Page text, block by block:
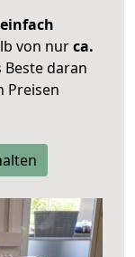
von nurca.
Beste daran
Preisen